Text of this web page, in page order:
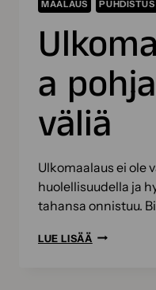
MAALAUS PUHDISTUS
a
väliä
Ulkomaalaus ei ole
huolellisuudella ja
tahansa onnistuu.
LUE LISÄÄ